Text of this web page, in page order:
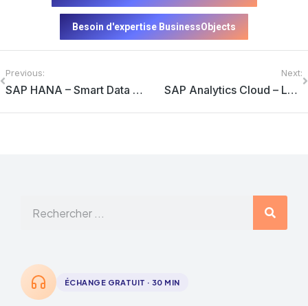
Besoin d'expertise BusinessObjects
Previous:
SAP HANA – Smart Data Access (SDA)
Next:
SAP Analytics Cloud – Les nouveautés du début d’année 2020
ÉCHANGE GRATUIT · 30 MIN